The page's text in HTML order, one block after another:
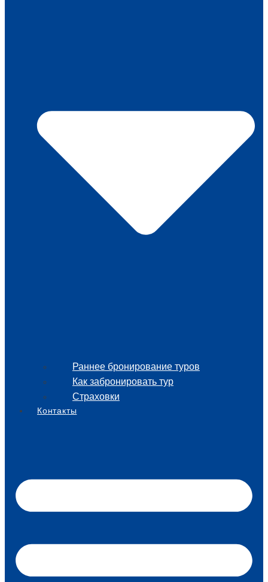
Раннее бронирование туров
Как забронировать тур
Страховки
Контакты